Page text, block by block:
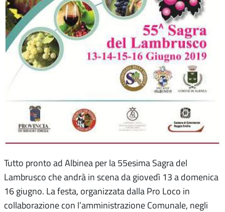
Tutto pronto ad Albinea per la 55esima Sagra del
Lambrusco che andrà in scena da giovedì 13 a domenica
16 giugno. La festa, organizzata dalla Pro Loco in
collaborazione con l’amministrazione Comunale, negli